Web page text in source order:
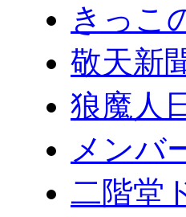
きっこ
敬天新
狼魔人
メンバ
二階堂